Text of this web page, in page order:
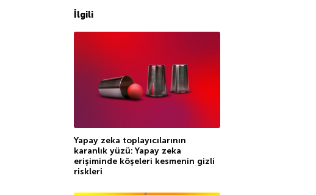
İlgili
Yapay zeka toplayıcılarının
karanlık yüzü: Yapay zeka
erişiminde köşeleri kesmenin gizli
riskleri